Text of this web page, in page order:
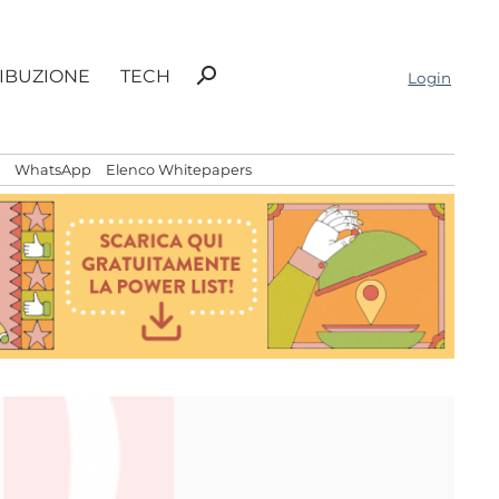
TECH
Ricerca
search Login
WhatsApp Elenco Whitepapers